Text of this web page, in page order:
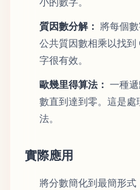
質因數分解： 將每個
公共質因數相乘以找到
字很有效。
歐幾里得算法： 一種
數直到達到零。這是
法。
實際應用
將分數簡化到最簡形式